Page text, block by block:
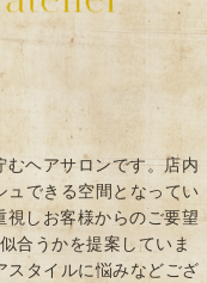
ヘアサロンです。店内
ュできる空間となってい
視しお客様からのご要望
合うかを提案していま
タイルに悩みなどござ